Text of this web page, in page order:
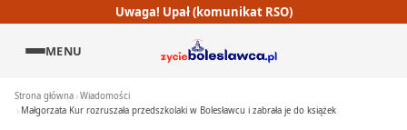
Uwaga! Upał (komunikat RSO)
MENU
Strona główna Wiadomości
Małgorzata Kur rozruszała przedszkolaki w Bolesławcu i zabrała je do książek